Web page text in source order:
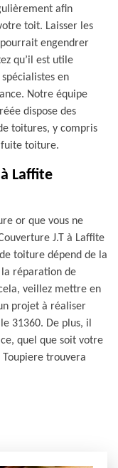
afin
toit. Laisser les
engendrer
qu’il est utile
en
Notre équipe
dispose des
toitures, y compris
fuite toiture.
Laffite
or que vous ne
J.T à Laffite
toiture dépend de la
réparation de
veillez mettre en
projet à réaliser
31360. De plus, il
quel que soit votre
Toupiere trouvera